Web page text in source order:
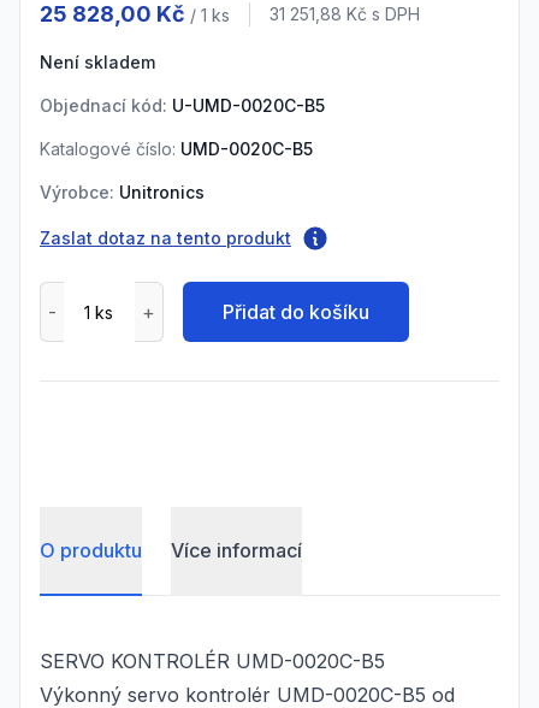
25 828,00 Kč / 1 ks Cena s DPH
31 251,88 Kč s DPH
Není skladem
Objednací kód: U-UMD-0020C-B5
Katalogové číslo: UMD-0020C-B5
Výrobce: Unitronics
Zaslat dotaz na tento produkt
Přidat do košíku
O produktu Více informací
SERVO KONTROLÉR UMD-0020C-B5
Výkonný servo kontrolér UMD-0020C-B5 od